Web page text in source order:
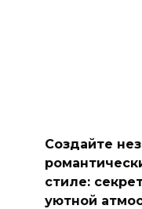
Создайте
стиле:
уютной